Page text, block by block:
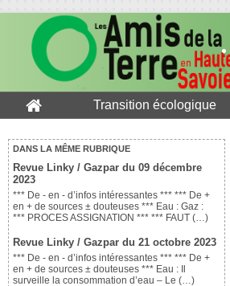
Transition écologique
DANS LA MÊME RUBRIQUE
Revue Linky / Gazpar du 09 décembre
2023
*** De - en - d’infos intéressantes *** *** De +
en + de sources ± douteuses *** Eau : Gaz :
*** PROCES ASSIGNATION *** *** FAUT (…)
Revue Linky / Gazpar du 21 octobre 2023
*** De - en - d’infos intéressantes *** *** De +
en + de sources ± douteuses *** Eau : Il
surveille la consommation d’eau – Le (…)